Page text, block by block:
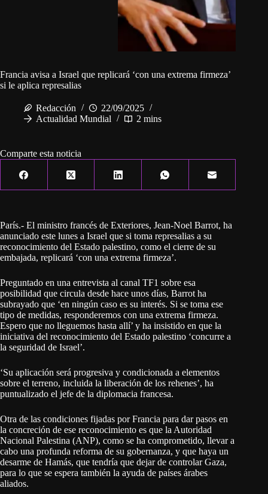
Francia avisa a Israel que replicará ‘con una extrema firmeza’
si le aplica represalias
Redacción
22/09/2025
Actualidad Mundial
2 mins
Comparte esta noticia
París.- El ministro francés de Exteriores, Jean-Noel Barrot, ha
anunciado este lunes a Israel que si toma represalias a su
reconocimiento del Estado palestino, como el cierre de su
embajada, replicará ‘con una extrema firmeza’.
Preguntado en una entrevista al canal TF1 sobre esa
posibilidad que circula desde hace unos días, Barrot ha
subrayado que ‘en ningún caso es su interés. Si se toma ese
tipo de medidas, responderemos con una extrema firmeza.
Espero que no lleguemos hasta allí’ y ha insistido en que la
iniciativa del reconocimiento del Estado palestino ‘concurre a
la seguridad de Israel’.
‘Su aplicación será progresiva y condicionada a elementos
sobre el terreno, incluida la liberación de los rehenes’, ha
puntualizado el jefe de la diplomacia francesa.
Otra de las condiciones fijadas por Francia para dar pasos en
la concreción de ese reconocimiento es que la Autoridad
Nacional Palestina (ANP), como se ha comprometido, llevar a
cabo una profunda reforma de su gobernanza, y que haya un
desarme de Hamás, que tendría que dejar de controlar Gaza,
para lo que se espera también la ayuda de países árabes
aliados.